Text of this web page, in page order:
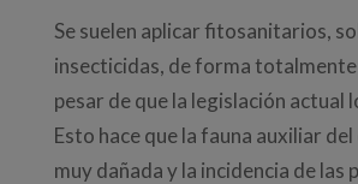
Se suelen aplicar fitosanitarios,
insecticidas, de forma totalmente
pesar de que la legislación actual
Esto hace que la fauna auxiliar
muy dañada y la incidencia de las